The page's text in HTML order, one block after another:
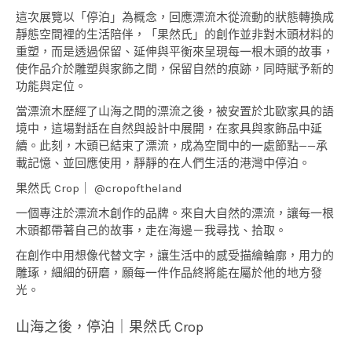
這次展覽以「停泊」為概念，回應漂流木從流動的狀態轉換成
靜態空間裡的生活陪伴，「果然氏」的創作並非對木頭材料的
重塑，而是透過保留、延伸與平衡來呈現每一根木頭的故事，
使作品介於雕塑與家飾之間，保留自然的痕跡，同時賦予新的
功能與定位。
當漂流木歷經了山海之間的漂流之後，被安置於北歐家具的語
境中，這場對話在自然與設計中展開，在家具與家飾品中延
續。此刻，木頭已結束了漂流，成為空間中的一處節點——承
載記憶、並回應使用，靜靜的在人們生活的港灣中停泊。
果然氏 Crop｜ @cropoftheland
一個專注於漂流木創作的品牌。來自大自然的漂流，讓每一根
木頭都帶著自己的故事，走在海邊－我尋找、拾取。
在創作中用想像代替文字，讓生活中的感受描繪輪廓，用力的
雕琢，細細的研磨，願每一件作品終將能在屬於他的地方發
光。
山海之後，停泊｜果然氏 Crop